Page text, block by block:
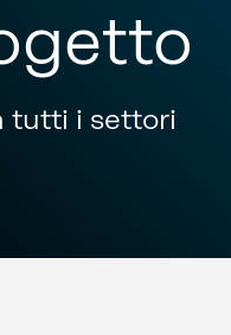
tutti i settori